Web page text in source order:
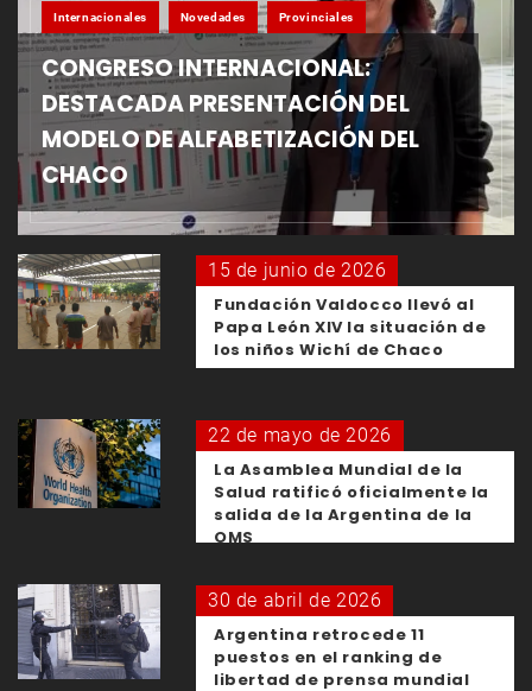
Internacionales Novedades Provinciales
CONGRESO INTERNACIONAL:
DESTACADA PRESENTACIÓN DEL
MODELO DE ALFABETIZACIÓN DEL
CHACO
15 de junio de 2026
Fundación Valdocco llevó al
Papa León XIV la situación de
los niños Wichí de Chaco
22 de mayo de 2026
La Asamblea Mundial de la
Salud ratificó oficialmente la
salida de la Argentina de la
OMS
30 de abril de 2026
Argentina retrocede 11
puestos en el ranking de
libertad de prensa mundial